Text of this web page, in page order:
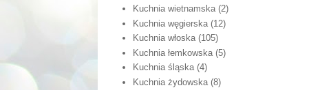
Kuchnia wietnamska (2)
Kuchnia węgierska (12)
Kuchnia włoska (105)
Kuchnia łemkowska (5)
Kuchnia śląska (4)
Kuchnia żydowska (8)